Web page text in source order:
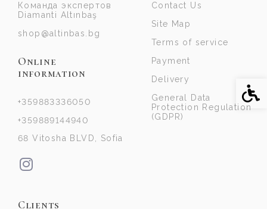
Команда экспертов
Diamanti Altınbaş
shop@altinbas.bg
Online
information
+359883336050
+359889144940
68 Vitosha BLVD, Sofia
Contact Us
Site Map
Terms of service
Payment
Delivery
General Data
Protection Regulation
(GDPR)
Clients